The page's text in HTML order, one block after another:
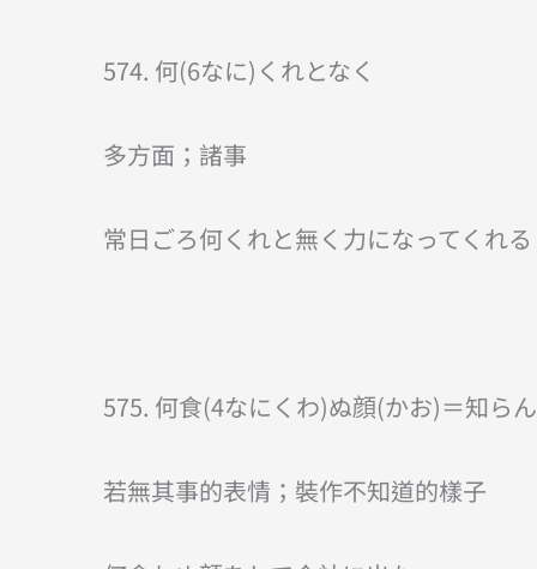
574. 何(6なに)くれとなく
多方面；諸事
常日ごろ何くれと無く力になってくれ
575. 何食(4なにくわ)ぬ顔(かお)＝知ら
若無其事的表情；裝作不知道的樣子